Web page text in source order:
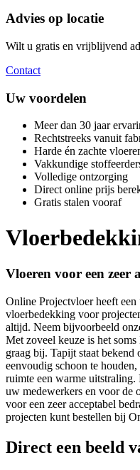
Advies op locatie
Wilt u gratis en vrijblijvend
Contact
Uw voordelen
Meer dan 30 jaar
Rechtstreeks vanuit
Harde én zachte
Vakkundige
Volledige ontzorging
Direct online prijs
Gratis stalen vooraf
Vloeren voor een zeer
Online Projectvloer heeft
vloerbedekking voor
altijd. Neem bijvoorbeeld
Met zoveel keuze is het
graag bij. Tapijt staat
eenvoudig schoon te
ruimte een warme
uw medewerkers en voor de
voor een zeer acceptabel
projecten kunt bestellen bij
Direct een beeld